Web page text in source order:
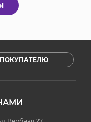
ПОКУПАТЕЛЮ